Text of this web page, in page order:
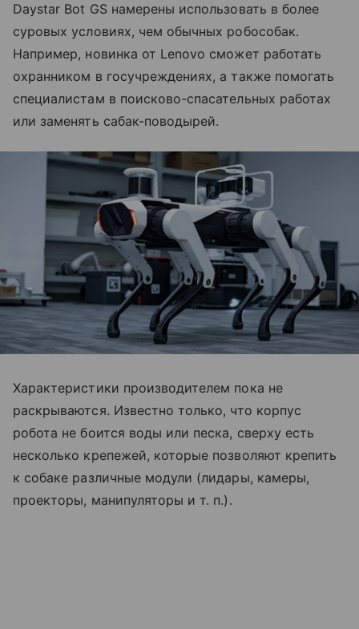
Daystar Bot GS намерены использовать в более
суровых условиях, чем обычных робособак.
Например, новинка от Lenovo сможет работать
охранником в госучреждениях, а также помогать
специалистам в поисково-спасательных работах
или заменять сабак-поводырей.
Характеристики производителем пока не
раскрываются. Известно только, что корпус
робота не боится воды или песка, сверху есть
несколько крепежей, которые позволяют крепить
к собаке различные модули (лидары, камеры,
проекторы, манипуляторы и т. п.).